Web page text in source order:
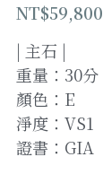
登錄/
NT$59,800
| 主石 |
重量：30分
顏色：E
淨度：VS1
證書：GIA